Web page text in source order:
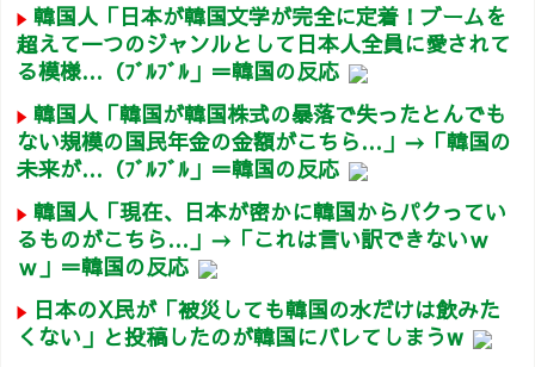
韓国人「日本が韓国文学が完全に定着！ブームを
超えて一つのジャンルとして日本人全員に愛されて
る模様…（ﾌﾞﾙﾌﾞﾙ」＝韓国の反応
韓国人「韓国が韓国株式の暴落で失ったとんでも
ない規模の国民年金の金額がこちら…」→「韓国の
未来が…（ﾌﾞﾙﾌﾞﾙ」＝韓国の反応
韓国人「現在、日本が密かに韓国からパクってい
るものがこちら…」→「これは言い訳できないｗ
ｗ」＝韓国の反応
日本のX民が「被災しても韓国の水だけは飲みた
くない」と投稿したのが韓国にバレてしまうw